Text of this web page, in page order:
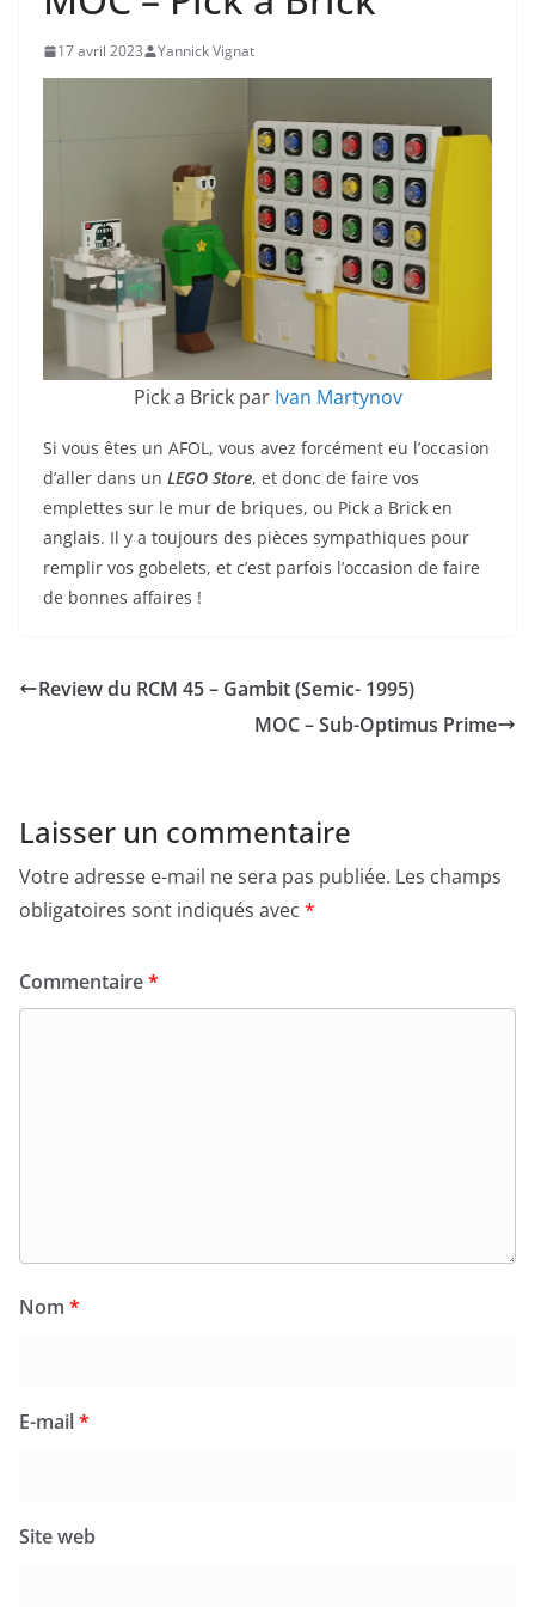
17 avril 2023 Yannick Vignat
Pick a Brick par Ivan Martynov
Si vous êtes un AFOL, vous avez forcément eu l’occasion
d’aller dans un LEGO Store, et donc de faire vos
emplettes sur le mur de briques, ou Pick a Brick en
anglais. Il y a toujours des pièces sympathiques pour
remplir vos gobelets, et c’est parfois l’occasion de faire
de bonnes affaires !
Review du RCM 45 – Gambit (Semic- 1995)
MOC – Sub-Optimus Prime
Laisser un commentaire
Votre adresse e-mail ne sera pas publiée. Les champs
obligatoires sont indiqués avec *
Commentaire*
Nom *
E-mail*
Site web